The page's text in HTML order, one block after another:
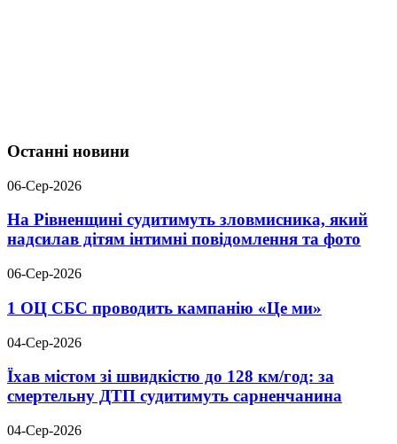
Останні новини
06-Сер-2026
На Рівненщині судитимуть зловмисника, який
надсилав дітям інтимні повідомлення та фото
06-Сер-2026
1 ОЦ СБС проводить кампанію «Це ми»
04-Сер-2026
Їхав містом зі швидкістю до 128 км/год: за
смертельну ДТП судитимуть сарненчанина
04-Сер-2026